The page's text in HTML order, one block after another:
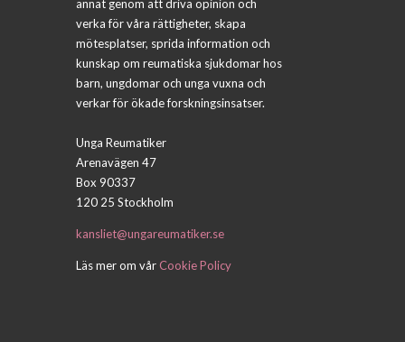
annat genom att driva opinion och
verka för våra rättigheter, skapa
mötesplatser, sprida information och
kunskap om reumatiska sjukdomar hos
barn, ungdomar och unga vuxna och
verkar för ökade forskningsinsatser.
Unga Reumatiker
Arenavägen 47
Box 90337
120 25 Stockholm
kansliet@ungareumatiker.se
Läs mer om vårCookie Policy